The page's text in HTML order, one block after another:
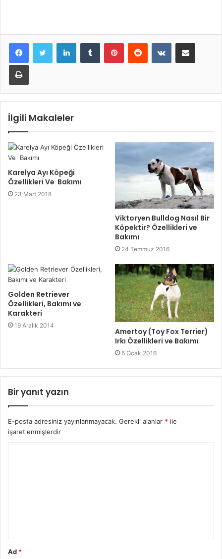
LinkedInTumblr PinterestReddit VKontakteE-Posta ile paylaş
Yazdır
İlgili Makaleler
Karelya Ayı Köpeği
Özellikleri Ve Bakımı
23 Mart 2018
Viktoryen Bulldog Nasıl Bir
Köpektir? Özellikleri ve
Bakımı
24 Temmuz 2016
Golden Retriever
Özellikleri, Bakımı ve
Karakteri
19 Aralık 2014
Amertoy (Toy Fox Terrier)
Irkı Özellikleri ve Bakımı
6 Ocak 2016
Bir yanıt yazın
E-posta adresiniz yayınlanmayacak. Gerekli alanlar * ile
işaretlenmişlerdir
Ad *